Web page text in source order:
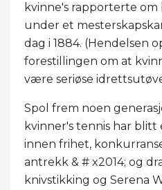
kvinne's rapporterte
under et
dag i 1884. (Hendelsen
forestillingen om at
være seriøse
Spol frem noen
kvinner's tennis har blitt
innen frihet,
antrekk & # x2014; og
knivstikking og Serena